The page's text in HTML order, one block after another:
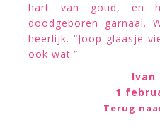
hart van goud, en
doodgeboren garnaal.
heerlijk. “Joop glaasje
ook wat.”
Ivan
1
Terug